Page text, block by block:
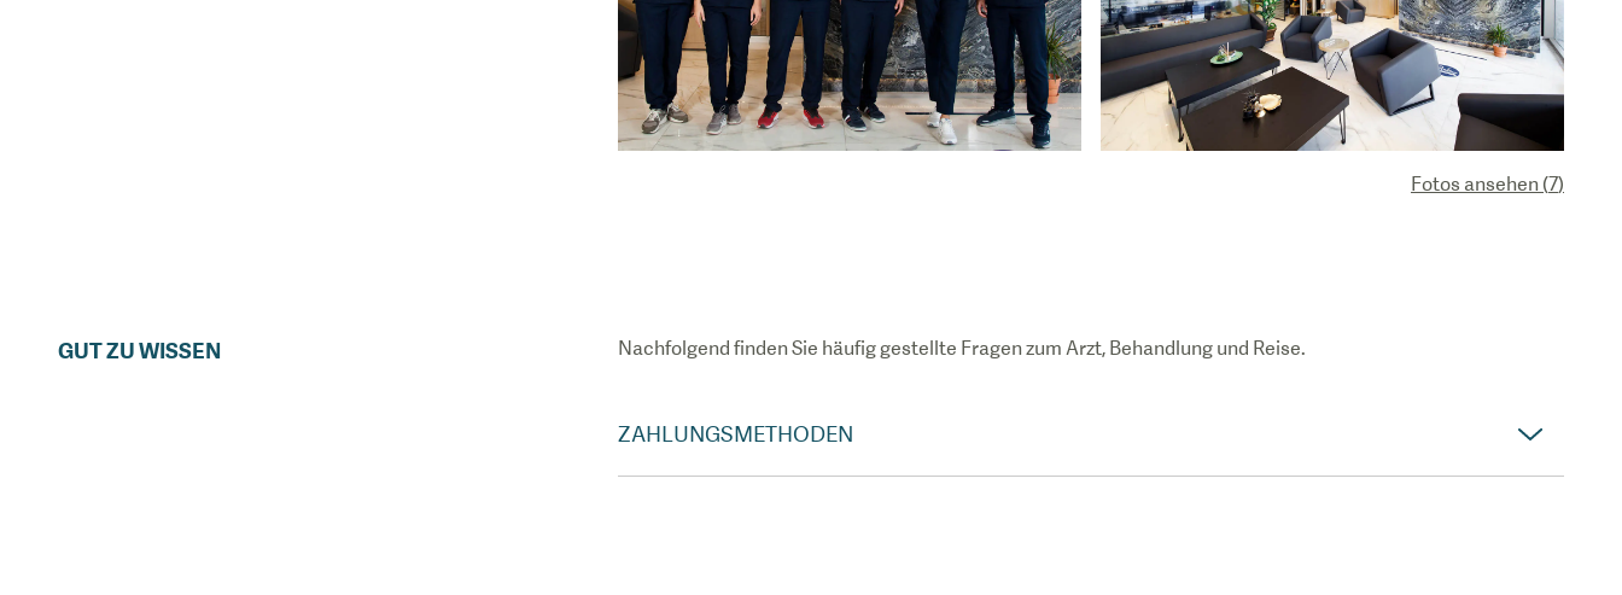
Fotos ansehen (7)
GUT ZU WISSEN Nachfolgend finden Sie häufig gestellte Fragen zum Arzt, Behandlung und Reise.
ZAHLUNGSMETHODEN